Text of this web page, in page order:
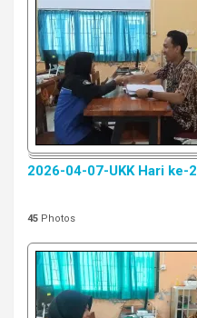
2026-04-07-UKK Hari ke-2
45 Photos